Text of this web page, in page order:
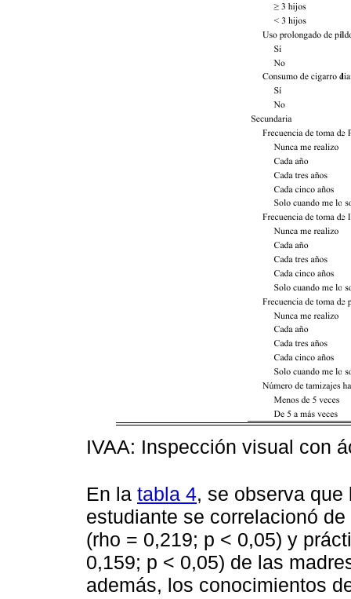
IVAA: Inspección visual con
En la tabla 4, se observa
estudiante se correlacionó
(rho = 0,219; p < 0,05) y
0,159; p < 0,05) de las
además, los conocimientos